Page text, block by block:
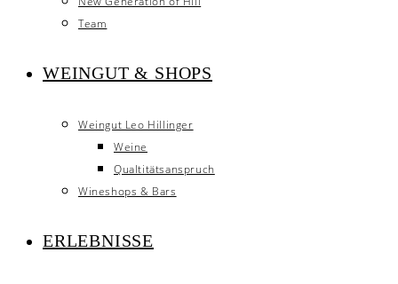
Team
WEINGUT & SHOPS
Weingut Leo Hillinger
Weine
Qualtitätsanspruch
Wineshops & Bars
ERLEBNISSE